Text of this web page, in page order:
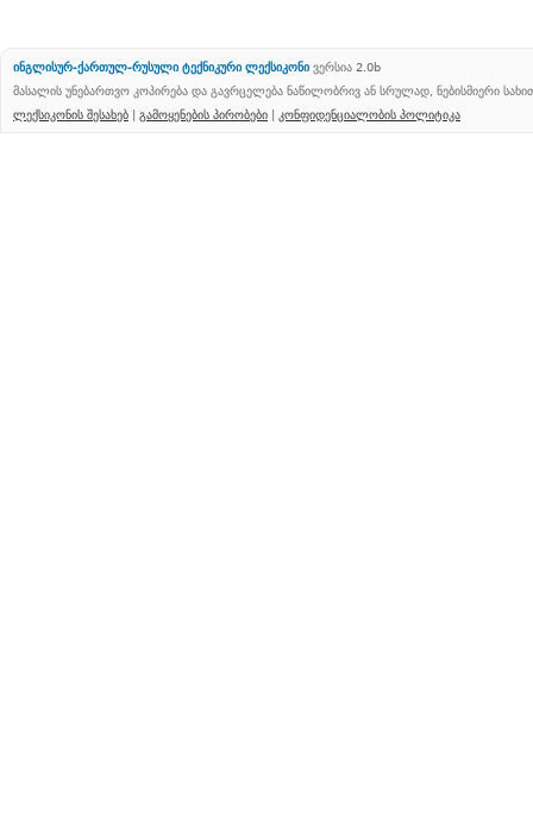
ინგლისურ-ქართულ-რუსული ტექნიკური ლექსიკონი ვერსია 2.0b
მასალის უნებართვო კოპირება და გავრცელება ნაწილობრივ ან სრულად, ნებისმიერი
ლექსიკონის შესახებ | გამოყენების პირობები | კონფიდენციალობის პოლიტიკა